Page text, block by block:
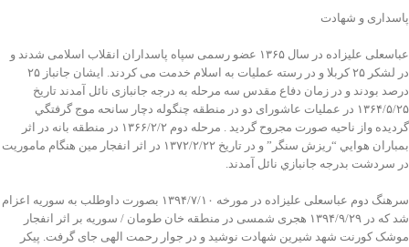
پاسداری و شهادت
عباسعلی علیزاده در سال ۱۳۶۵ عضو رسمی سپاه پاسداران انقلاب اسلامی شدند و
در لشکر ۲۵ کربلا و در رسته عملیات به اسلام خدمت می کردند. ایشان جانباز ۲۵
درصد بودند و در زمان دفاع مقدس سه مرحله به درجه جانبازی نائل آمدند تاريخ
۱۳۶۴/۵/۲۵ در عملیات عاشورای دو در منطقه چنگوله دچار سانحه موج گرفتگي
گرديده واز ناحيه صورت مجروح گرديد . مرحله دوم ۱۳۶۶/۲/۲ در منطقه بانه در اثر
بمباران هوايي “ريزش سنگر” و در تاريخ ۱۳۷۲/۲/۲۲ در اثر انفجار مین هنگام ماموريت
در سردشت بدرجه جانبازي نائل آمدند.
سرهنگ دوم عباسعلی علیزاده در مورخه ۱۳۹۴/۷/۱۰ بصورت داوطلب به سوریه اعزام
شد که در ۱۳۹۴/۹/۲۹ هجری شمسی در منطقه خان طومان / سوریه بر اثر انفجار
موشک کورنت شهد شیرین شهادت نوشید و در جوار رحمت الهی جای گرفت. پیکر